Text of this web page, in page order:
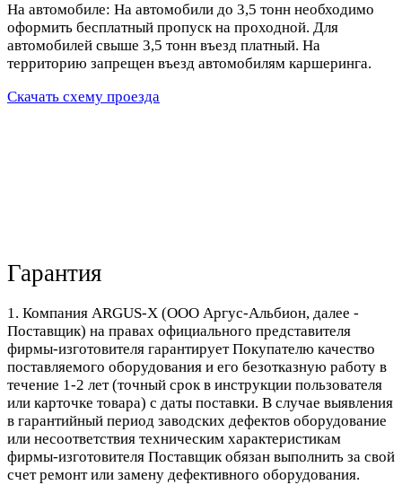
На автомобиле: На автомобили до 3,5 тонн необходимо
оформить бесплатный пропуск на проходной. Для
автомобилей свыше 3,5 тонн въезд платный. На
территорию запрещен въезд автомобилям каршеринга.
Скачать схему проезда
Гарантия
1. Компания ARGUS-X (ООО Аргус-Альбион, далее -
Поставщик) на правах официального представителя
фирмы-изготовителя гарантирует Покупателю качество
поставляемого оборудования и его безотказную работу в
течение 1-2 лет (точный срок в инструкции пользователя
или карточке товара) с даты поставки. В случае выявления
в гарантийный период заводских дефектов оборудование
или несоответствия техническим характеристикам
фирмы-изготовителя Поставщик обязан выполнить за свой
счет ремонт или замену дефективного оборудования.